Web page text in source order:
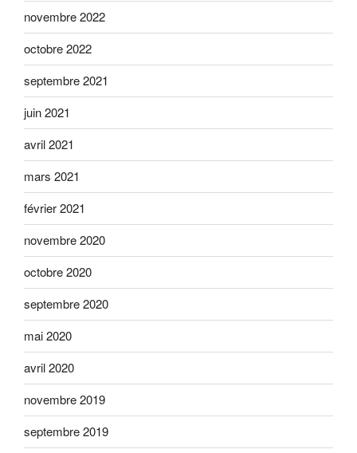
novembre 2022
octobre 2022
septembre 2021
juin 2021
avril 2021
mars 2021
février 2021
novembre 2020
octobre 2020
septembre 2020
mai 2020
avril 2020
novembre 2019
septembre 2019